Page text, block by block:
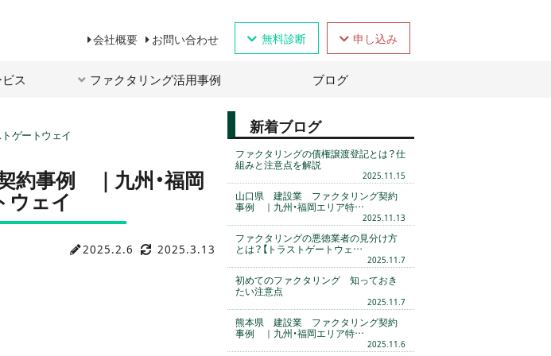
無料診断 申し込み
会社概要 お問い合わせ
ス ファクタリング活用事例 ブログ
ゲートウェイ
事例 ｜九州・福岡
ウェイ
2025.2.6 2025.3.13
新着ブログ
ファクタリングの債権譲渡登記とは？仕
組みと注意点を解説
2025.11.15
山口県 建設業 ファクタリング契約
事例 ｜九州・福岡エリア特…
2025.11.13
ファクタリングの悪徳業者の見分け方
とは？【トラストゲートウェ…
2025.11.7
初めてのファクタリング 知っておき
たい注意点
2025.11.7
熊本県 建設業 ファクタリング契約
事例 ｜九州・福岡エリア特…
2025.11.6